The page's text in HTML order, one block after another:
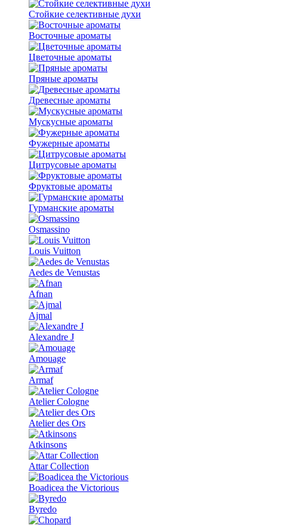
Стойкие селективные духи
Восточные ароматы
Цветочные ароматы
Пряные ароматы
Древесные ароматы
Мускусные ароматы
Фужерные ароматы
Цитрусовые ароматы
Фруктовые ароматы
Гурманские ароматы
Osmassino
Louis Vuitton
Aedes de Venustas
Afnan
Ajmal
Alexandre J
Amouage
Armaf
Atelier Cologne
Atelier des Ors
Atkinsons
Attar Collection
Boadicea the Victorious
Byredo